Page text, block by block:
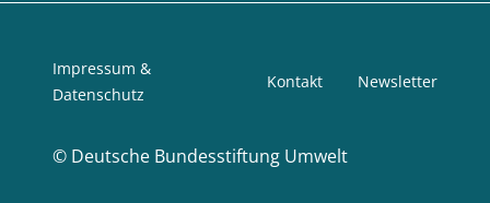
© Deutsche Bundesstiftung Umwelt
Impressum &
Datenschutz
Kontakt Newsletter